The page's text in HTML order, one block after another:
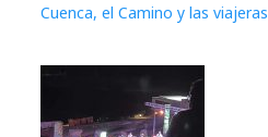
Cuenca, el Camino y las viajeras